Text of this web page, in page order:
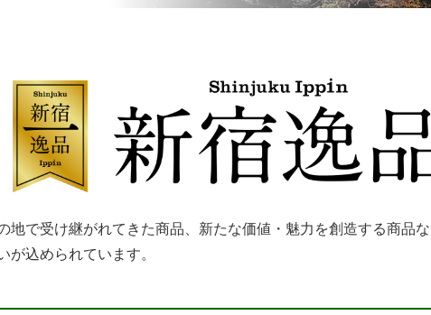
地で受け継がれてきた商品、新たな価値・魅力を創造する商品
が込められています。